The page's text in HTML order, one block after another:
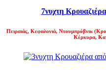
7νυχτη
Πειραιάς, Κεφαλονιά, Ντουμπρόβνικ (
Κέρκυρα,